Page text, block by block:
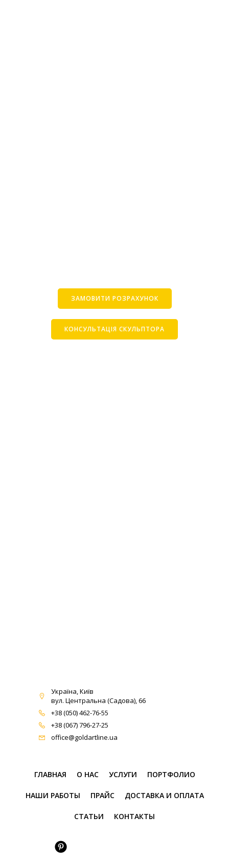
ЗАМОВИТИ РОЗРАХУНОК
КОНСУЛЬТАЦІЯ СКУЛЬПТОРА
Україна, Київ
вул. Центральна (Садова), 66
+38 (050) 462-76-55
+38 (067) 796-27-25
office@goldartline.ua
ГЛАВНАЯ О НАС УСЛУГИ ПОРТФОЛИО
НАШИ РАБОТЫ ПРАЙС ДОСТАВКА И ОПЛАТА
СТАТЬИ КОНТАКТЫ